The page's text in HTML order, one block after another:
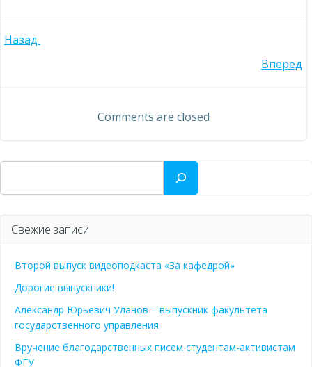
Навигация
записям
Назад
Вперед
Comments are closed
Поиск
Свежие записи
Второй выпуск видеоподкаста «За кафедрой»
Дорогие выпускники!
Александр Юрьевич Уланов – выпускник факультета
государственного управления
Вручение благодарственных писем студентам-активистам
ФГУ